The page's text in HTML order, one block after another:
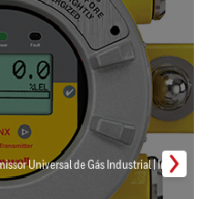
Universal de Gás Industrial | Inmar